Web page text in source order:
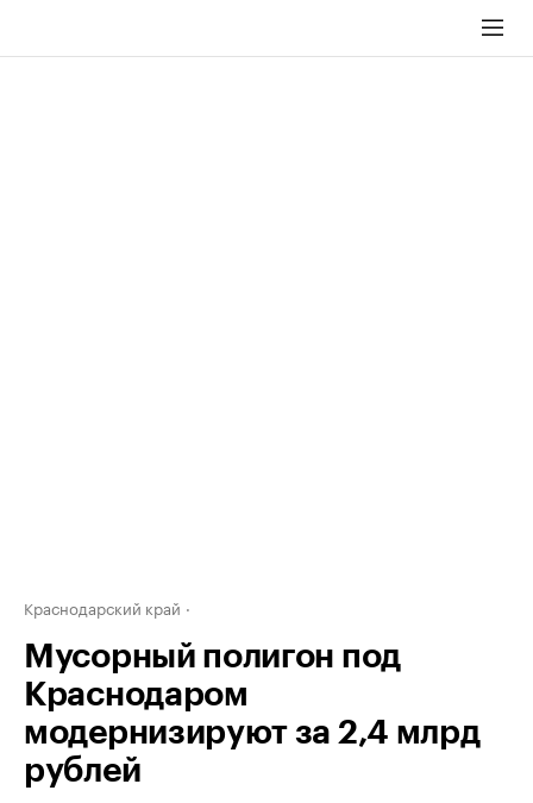
Краснодарский край
Мусорный полигон под
Краснодаром
модернизируют за 2,4 млрд
рублей